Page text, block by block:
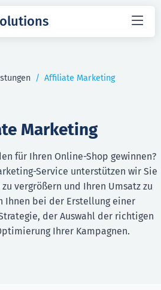
Affiliate Marketing
Marketing
für Ihren Online-Shop gewinnen?
Service unterstützen wir Sie
vergrößern und Ihren Umsatz zu
Ihnen bei der Erstellung einer
der Auswahl der richtigen
Ihrer Kampagnen.